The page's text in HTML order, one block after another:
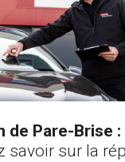
de Pare-Brise :
savoir sur la